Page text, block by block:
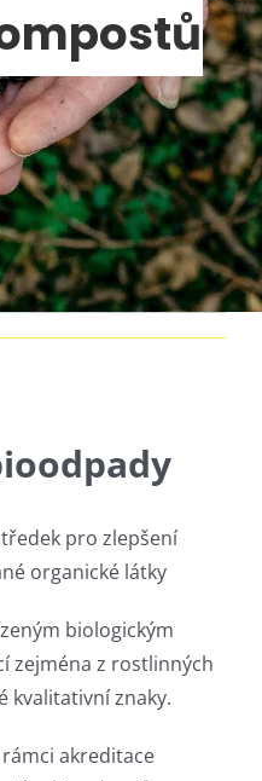
pro zlepšení
organické látky
biologickým
zejména z rostlinných
kvalitativní znaky.
akreditace